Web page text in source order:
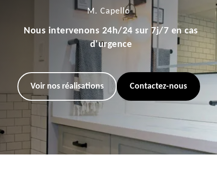
M. Capello
Nous intervenons 24h/24 sur 7j/7 en cas
d'urgence
Voir nos réalisations Contactez-nous